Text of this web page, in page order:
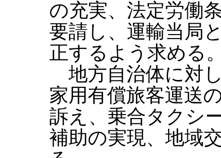
の充実、法定労働
要請し、運輸当局
正するよう求める
地方自治体に対
家用有償旅客運送
訴え、乗合タクシ
補助の実現、地域